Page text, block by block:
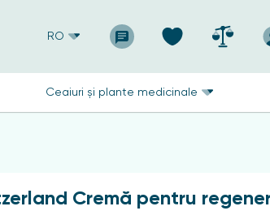
RO
Ceaiuri și plante medicinale
Cremă pentru